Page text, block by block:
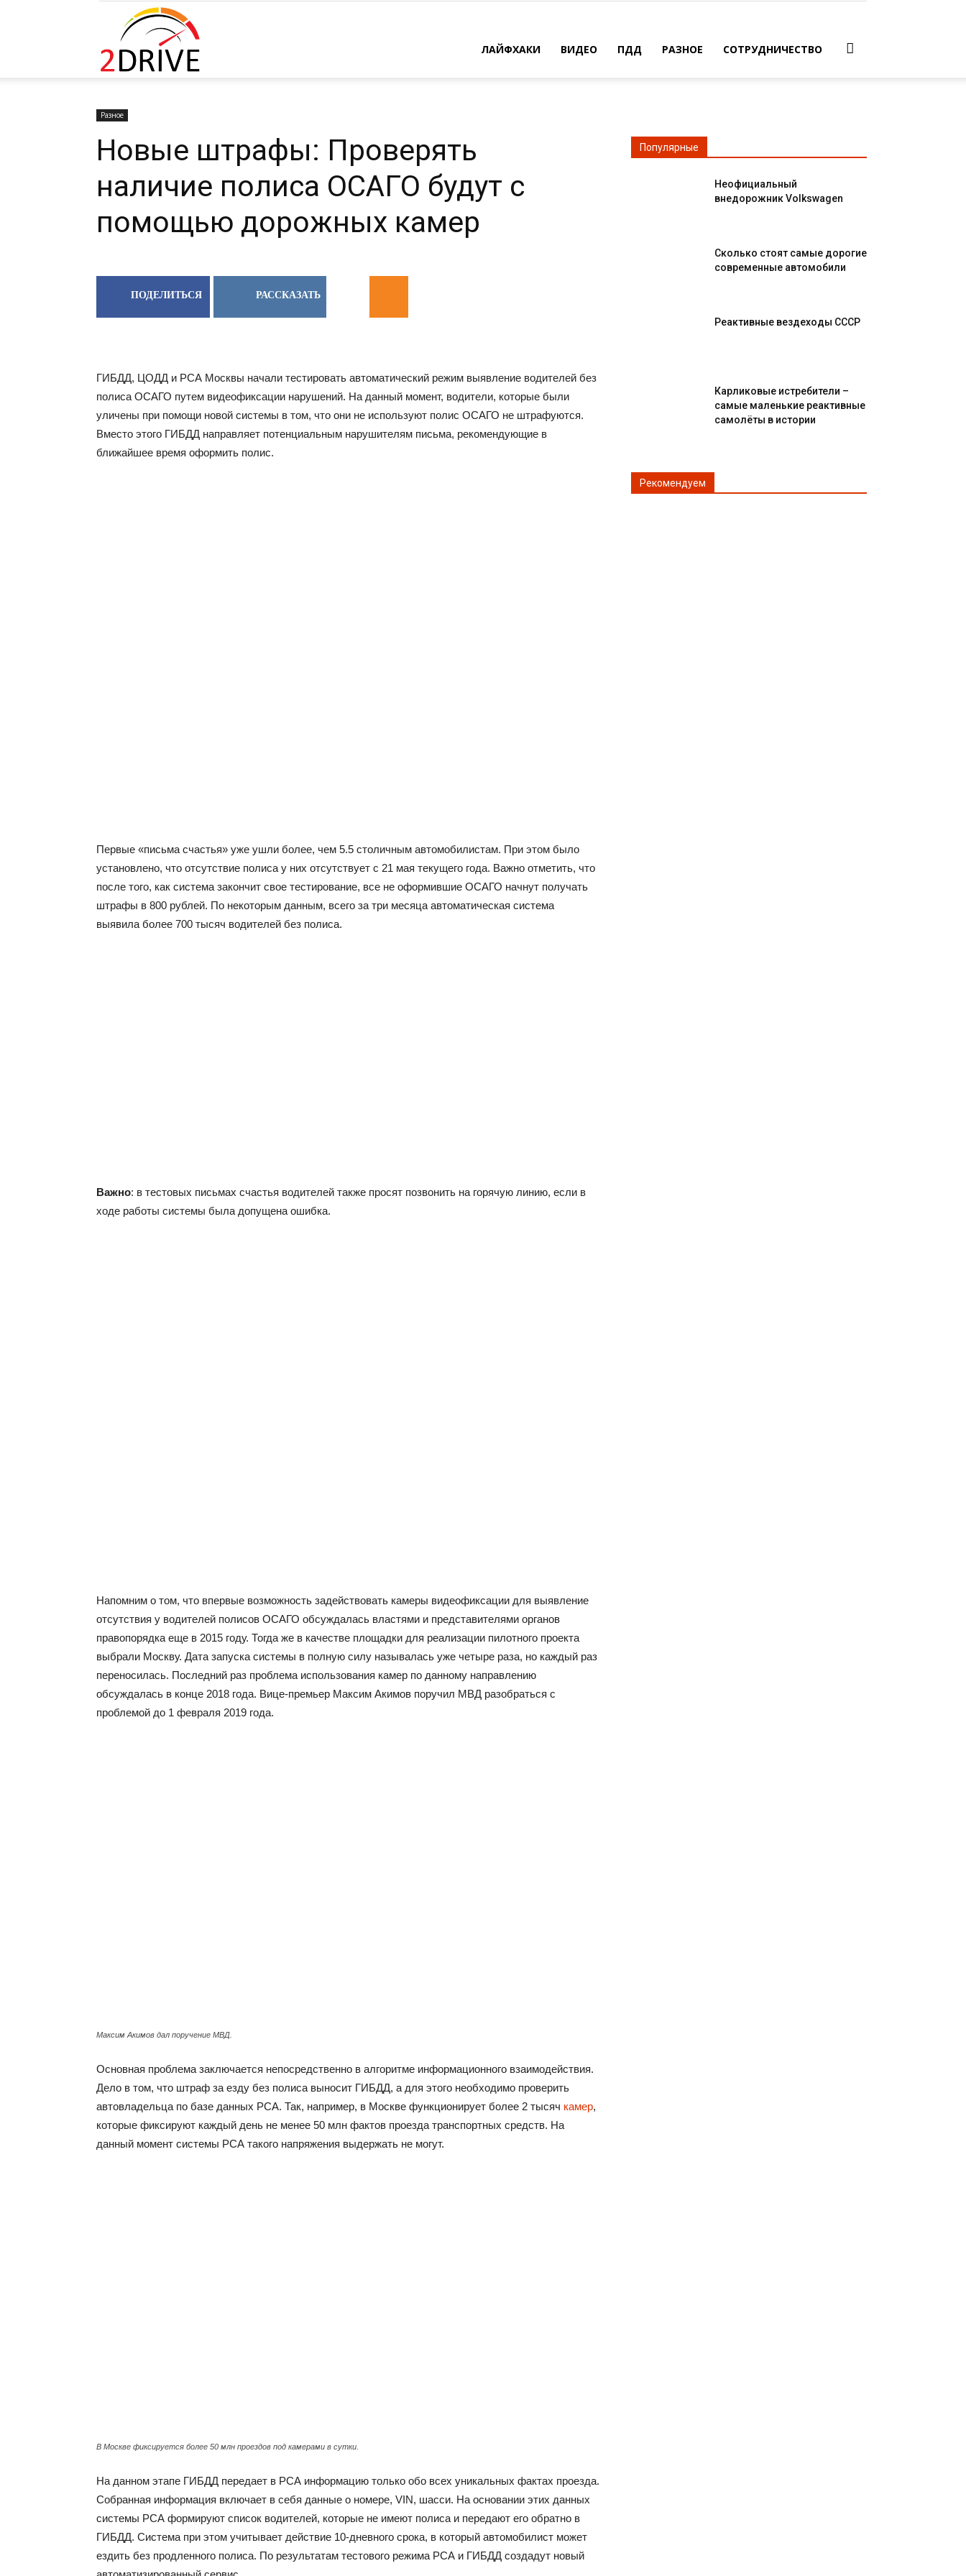
ЛАЙФХАКИ ВИДЕО ПДД РАЗНОЕ СОТРУДНИЧЕСТВО
Разное
Новые штрафы: Проверять
наличие полиса ОСАГО будут с
помощью дорожных камер
ПОДЕЛИТЬСЯ РАССКАЗАТЬ
ГИБДД, ЦОДД и РСА Москвы начали тестировать автоматический режим выявление водителей без
полиса ОСАГО путем видеофиксации нарушений. На данный момент, водители, которые были
уличены при помощи новой системы в том, что они не используют полис ОСАГО не штрафуются.
Вместо этого ГИБДД направляет потенциальным нарушителям письма, рекомендующие в
ближайшее время оформить полис.
Первые «письма счастья» уже ушли более, чем 5.5 столичным автомобилистам. При этом было
установлено, что отсутствие полиса у них отсутствует с 21 мая текущего года. Важно отметить, что
после того, как система закончит свое тестирование, все не оформившие ОСАГО начнут получать
штрафы в 800 рублей. По некоторым данным, всего за три месяца автоматическая система
выявила более 700 тысяч водителей без полиса.
Важно: в тестовых письмах счастья водителей также просят позвонить на горячую линию, если в
ходе работы системы была допущена ошибка.
Напомним о том, что впервые возможность задействовать камеры видеофиксации для выявление
отсутствия у водителей полисов ОСАГО обсуждалась властями и представителями органов
правопорядка еще в 2015 году. Тогда же в качестве площадки для реализации пилотного проекта
выбрали Москву. Дата запуска системы в полную силу называлась уже четыре раза, но каждый раз
переносилась. Последний раз проблема использования камер по данному направлению
обсуждалась в конце 2018 года. Вице-премьер Максим Акимов поручил МВД разобраться с
проблемой до 1 февраля 2019 года.
Максим Акимов дал поручение МВД.
Основная проблема заключается непосредственно в алгоритме информационного взаимодействия.
Дело в том, что штраф за езду без полиса выносит ГИБДД, а для этого необходимо проверить
автовладельца по базе данных РСА. Так, например, в Москве функционирует более 2 тысяч камер,
которые фиксируют каждый день не менее 50 млн фактов проезда транспортных средств. На
данный момент системы РСА такого напряжения выдержать не могут.
В Москве фиксируется более 50 млн проездов под камерами в сутки.
На данном этапе ГИБДД передает в РСА информацию только обо всех уникальных фактах проезда.
Собранная информация включает в себя данные о номере, VIN, шасси. На основании этих данных
системы РСА формируют список водителей, которые не имеют полиса и передают его обратно в
ГИБДД. Система при этом учитывает действие 10-дневного срока, в который автомобилист может
ездить без продленного полиса. По результатам тестового режима РСА и ГИБДД создадут новый
Популярные
Неофициальный
внедорожник Volkswagen
Сколько стоят самые дорогие
современные автомобили
Реактивные вездеходы СССР
Карликовые истребители –
самые маленькие реактивные
самолёты в истории
Рекомендуем